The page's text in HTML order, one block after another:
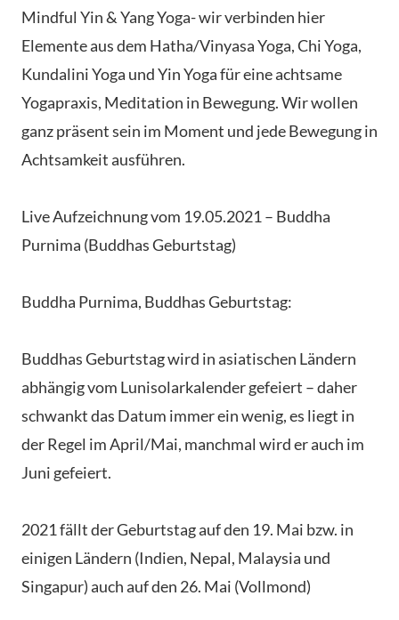
Mindful Yin & Yang Yoga- wir verbinden hier
Elemente aus dem Hatha/Vinyasa Yoga, Chi Yoga,
Kundalini Yoga und Yin Yoga für eine achtsame
Yogapraxis, Meditation in Bewegung. Wir wollen
ganz präsent sein im Moment und jede Bewegung in
Achtsamkeit ausführen.
Live Aufzeichnung vom 19.05.2021 – Buddha
Purnima (Buddhas Geburtstag)
Buddha Purnima, Buddhas Geburtstag:
Buddhas Geburtstag wird in asiatischen Ländern
abhängig vom Lunisolarkalender gefeiert – daher
schwankt das Datum immer ein wenig, es liegt in
der Regel im April/Mai, manchmal wird er auch im
Juni gefeiert.
2021 fällt der Geburtstag auf den 19. Mai bzw. in
einigen Ländern (Indien, Nepal, Malaysia und
Singapur) auch auf den 26. Mai (Vollmond)